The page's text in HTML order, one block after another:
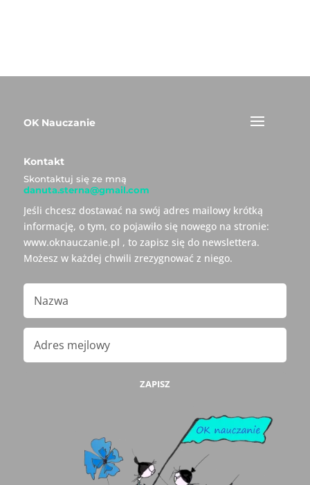
OK Nauczanie
Kontakt
Skontaktuj się ze mną
danuta.sterna@gmail.com
Jeśli chcesz dostawać na swój adres mailowy krótką
informację, o tym, co pojawiło się nowego na stronie:
www.oknauczanie.pl , to zapisz się do newslettera.
Możesz w każdej chwili zrezygnować z niego.
ZAPISZ